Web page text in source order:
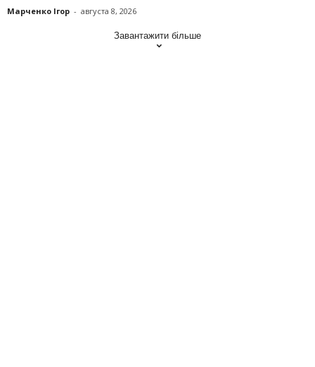
Марченко Ігор - августа 8, 2026
Завантажити більше